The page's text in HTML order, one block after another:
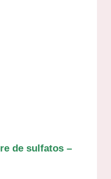
de sulfatos –